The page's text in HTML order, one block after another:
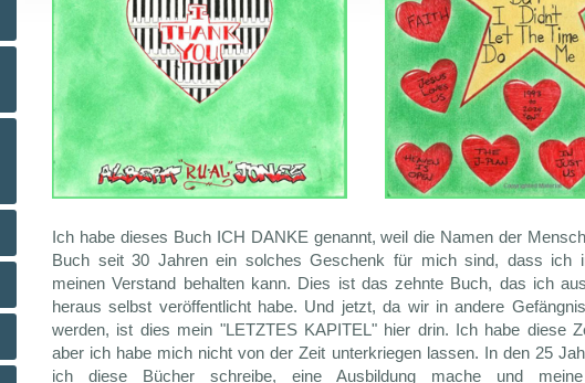
Ich habe dieses Buch ICH DANKE genannt, weil die Namen der
Buch seit 30 Jahren ein solches Geschenk für mich sind, dass ich
meinen Verstand behalten kann. Dies ist das zehnte Buch, das ich
heraus selbst veröffentlicht habe. Und jetzt, da wir in andere
werden, ist dies mein "LETZTES KAPITEL" hier drin. Ich habe diese
aber ich habe mich nicht von der Zeit unterkriegen lassen. In den 25
ich diese Bücher schreibe, eine Ausbildung mache und meine